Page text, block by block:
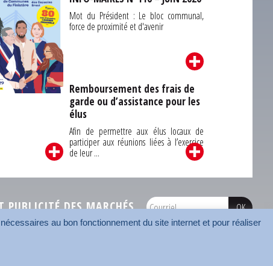
Mot du Président : Le bloc communal,
force de proximité et d'avenir
Remboursement des frais de
garde ou d’assistance pour les
élus
Afin de permettre aux élus locaux de
participer aux réunions liées à l’exercice
de leur ...
PUBLICITÉ DES MARCHÉS
au bon fonctionnement du site internet et pour réaliser